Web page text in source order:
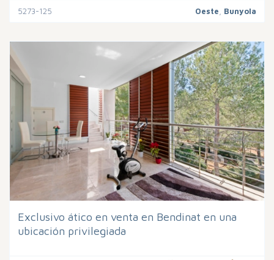
5273-125 Oeste Bunyola
Exclusivo ático en venta en Bendinat en una
ubicación privilegiada